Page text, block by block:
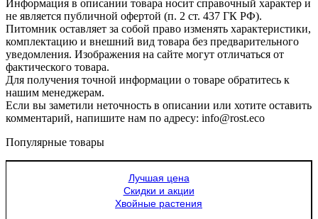
Информация в описании товара носит справочный характер и
не является публичной офертой (п. 2 ст. 437 ГК РФ).
Питомник оставляет за собой право изменять характеристики,
комплектацию и внешний вид товара без предварительного
уведомления. Изображения на сайте могут отличаться от
фактического товара.
Для получения точной информации о товаре обратитесь к
нашим менеджерам.
Если вы заметили неточность в описании или хотите оставить
комментарий, напишите нам по адресу: info@rost.eco
Популярные товары
Лучшая цена
Скидки и акции
Хвойные растения